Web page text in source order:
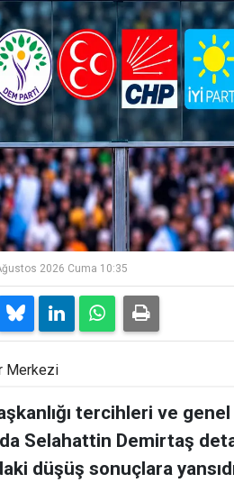
2026 Cuma 10:35
Merkezi
tercihleri ve
Selahattin Demirtaş
düşüş sonuçlara